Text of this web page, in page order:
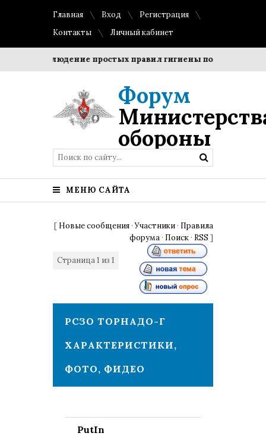
Главная Вход
Регистрация
Контакты
Личный кабинет
Соблюдение простых правил гигиены помогает
Форум
обороны
МЕНЮ САЙТА
[ Новые сообщения ·Участники · Правила
форума · Поиск · RSS ]
Страница1 из 1
РСЗО ТОРНАДО-Г
ХАРАКТЕРИСТИКИ,
ФОТО, ФИДЕО
PutIn